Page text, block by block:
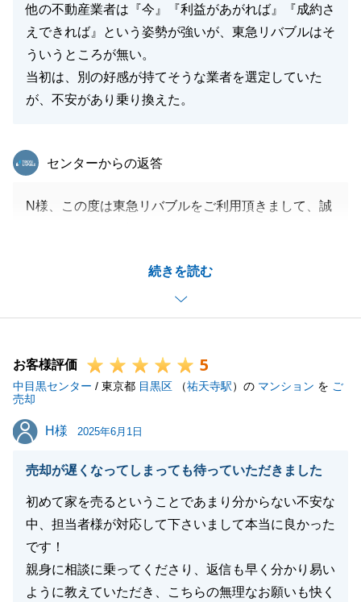
他の不動産業者は『今』『利益があがれば』『成約さ
えできれば』という姿勢が強いが、東急リバブルはそ
ういうところが無い。
当初は、別の好感が持てそうな業者を選定していた
が、不安があり乗り換えた。
続きを読む
東急リバブル
センターからの返答
N様、この度は東急リバブルをご利用頂きまして、誠
ころ、最終的に当社にお任せ頂けまして、大変光栄に
今後とも、不動産関係の事でお困りの事がございまし
引き続き、末永いお付き合いの程、お願い申し上げま
す。
お客様評価 5
中目黒センター / 東京都 目黒区 （祐天寺駅）の マンション を ご
売却
H様
H様 2025年6月1日
売却が遅くなってしまっても待っていただきました
初めて家を売るということであまり分からない不安な
中、担当者様が対応して下さいまして本当に良かった
です！
親身に相談に乗ってくださり、返信も早く分かり易い
ように教えていただき、こちらの無理なお願いも快く